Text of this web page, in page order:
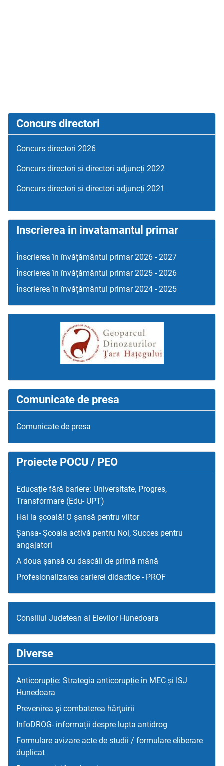
Concurs directori
Concurs directori 2026
Concurs directori si directori adjuncți 2022
Concurs directori si directori adjuncți 2021
Inscrierea in invatamantul primar
Înscrierea în învățământul primar 2026 - 2027
Înscrierea în învățământul primar 2025 - 2026
Înscrierea în învățământul primar 2024 - 2025
Comunicate de presa
Comunicate de presa
Proiecte POCU / PEO
Educație fără bariere: Universitate, Progres,
Transformare (Edu- UPT)
Hai la școală! O șansă pentru viitor
Șansa- Școala activă pentru Noi, Succes pentru
angajatori
A doua șansă cu dascăli de primă mână
Profesionalizarea carierei didactice - PROF
Consiliul Judetean al Elevilor Hunedoara
Diverse
Anticorupție: Strategia anticorupție în MEC și ISJ
Hunedoara
Prevenirea şi combaterea hărţuirii
InfoDROG- informații despre lupta antidrog
Formulare avizare acte de studii / formulare eliberare
duplicat